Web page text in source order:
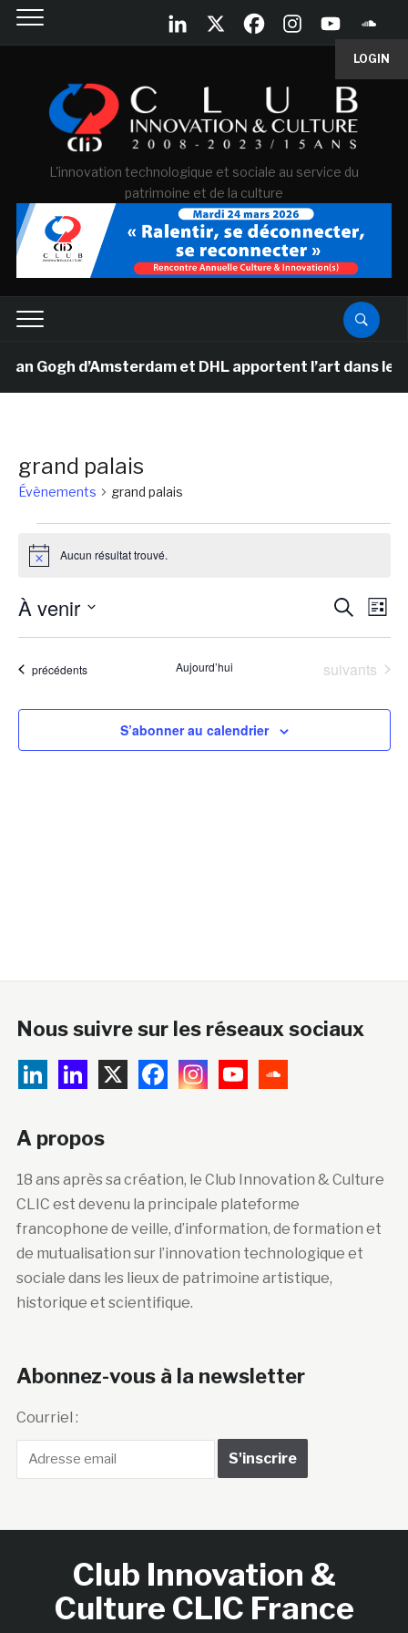
LOGIN
L'innovation technologique et sociale au service du
patrimoine et de la culture
Gogh d’Amsterdam et DHL apportent l’art dans les
grand palais
Évènements grand palais
Évènements
Notice Aucun résultat trouvé.
et
Liste
À venir
Sélectionnez
Évènements
précédents Aujourd’hui Évènements
suivants
S’abonner au calendrier
Nous suivre sur les réseaux sociaux
A propos
18 ans après sa création, le Club Innovation & Culture
CLIC est devenu la principale plateforme
francophone de veille, d’information, de formation et
de mutualisation sur l’innovation technologique et
sociale dans les lieux de patrimoine artistique,
historique et scientifique.
Abonnez-vous à la newsletter
Courriel :
Club Innovation &
Culture CLIC France